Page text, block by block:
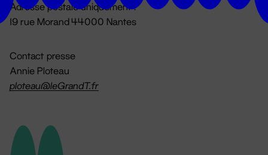
Adresse postale uniquement :
19 rue Morand 44000 Nantes
Contact presse
Annie Ploteau
ploteau@leGrandT.fr